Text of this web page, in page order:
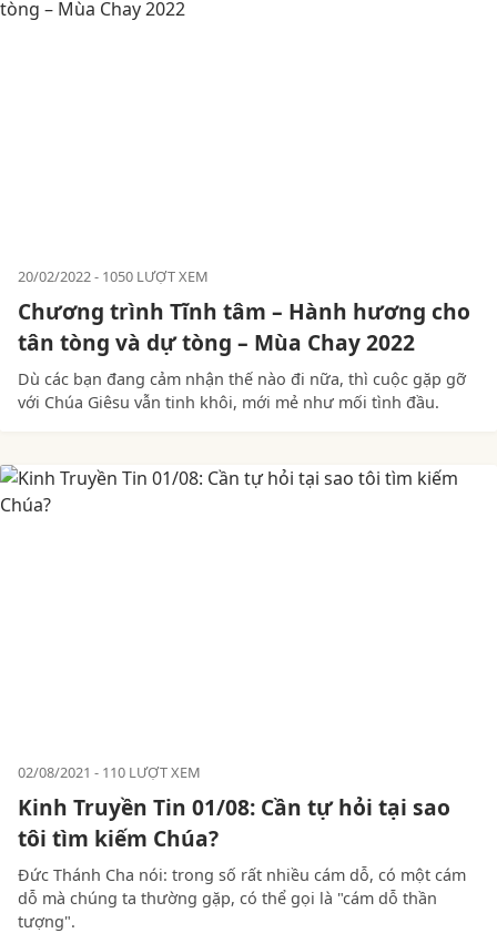
20/02/2022 1050 LƯỢT XEM
Chương trình Tĩnh tâm – Hành hương cho
tân tòng và dự tòng – Mùa Chay 2022
Dù các bạn đang cảm nhận thế nào đi nữa, thì cuộc gặp gỡ
với Chúa Giêsu vẫn tinh khôi, mới mẻ như mối tình đầu.
02/08/2021 110 LƯỢT XEM
Kinh Truyền Tin 01/08: Cần tự hỏi tại sao
tôi tìm kiếm Chúa?
Đức Thánh Cha nói: trong số rất nhiều cám dỗ, có một cám
dỗ mà chúng ta thường gặp, có thể gọi là "cám dỗ thần
tượng".